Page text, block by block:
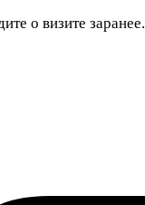
о визите заранее.